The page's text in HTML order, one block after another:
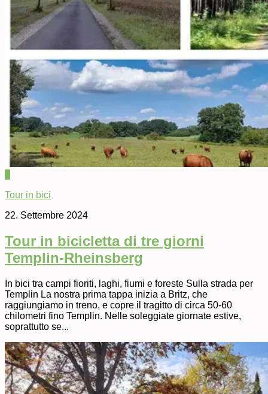
Tour in bici
22. Settembre 2024
Tour in bicicletta di tre giorni
Templin-Rheinsberg
In bici tra campi fioriti, laghi, fiumi e foreste Sulla strada per
Templin La nostra prima tappa inizia a Britz, che
raggiungiamo in treno, e copre il tragitto di circa 50-60
chilometri fino Templin. Nelle soleggiate giornate estive,
soprattutto se...